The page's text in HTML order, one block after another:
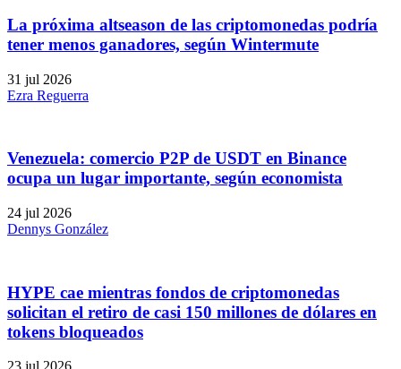
La próxima altseason de las criptomonedas podría
tener menos ganadores, según Wintermute
31 jul 2026
Ezra Reguerra
Venezuela: comercio P2P de USDT en Binance
ocupa un lugar importante, según economista
24 jul 2026
Dennys González
HYPE cae mientras fondos de criptomonedas
solicitan el retiro de casi 150 millones de dólares en
tokens bloqueados